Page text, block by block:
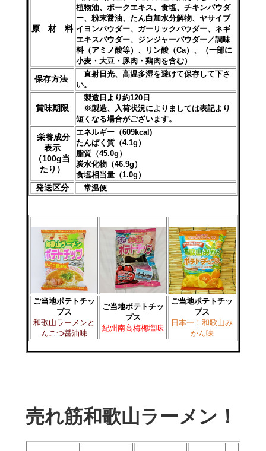
原 材 料
植物油、ポークエキス、食塩、チキンパウダ
ー、粉末醤油、たん白加水分解物、ヤサイブ
イヨンパウダー、ガーリックパウダー、ネギ
エキスパウダー、ジンジャーパウダー／調味
料（アミノ酸等）、リン酸（Ca）、（一部に
小麦・大豆・豚肉・鶏肉を含む）
保存方法
直射日光、高温多湿を避けて保存して下さ
い。
賞味期限
製造日より約120日
※製造、入荷状況によりましては表記より
短くなる場合がございます。
栄養成分
表示
（100g当
たり）
エネルギー（609kcal)
たんぱく質（4.1g）
脂質（45.0g）
炭水化物（46.9g）
食塩相当量（1.0g）
発送区分 常温便
ご当地ポテトチッ
プス
和歌山ラーメンと
んこつ醤油味
ご当地ポテトチッ
プス
紀州南高梅梅塩味
ご当地ポテトチッ
プス
日本一！和歌山み
かん味
売れ筋和歌山ラーメン！